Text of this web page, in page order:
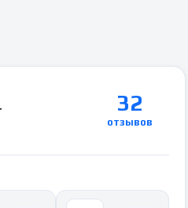
32
отзывов